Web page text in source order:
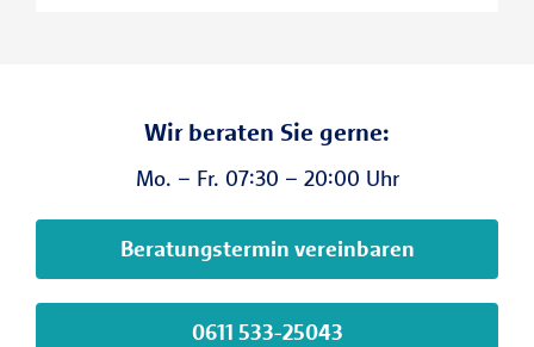
Wir beraten Sie gerne:
Mo. – Fr. 07:30 – 20:00 Uhr
Beratungstermin vereinbaren
0611 533-25043